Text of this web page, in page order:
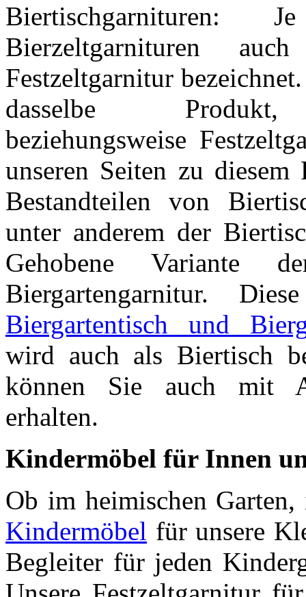
Bierzeltgarnituren
Festzeltgarnitur
dasselbe
beziehungsweise
unseren Seiten zu
Bestandteilen von
unter anderem der
Gehobene Variante
Biergartengarnitur.
Biergartentisch und
wird auch als Biertisch
können Sie auch mit
erhalten.
Kindermöbel für Innen
Ob im heimischen
Kindermöbel für unsere
Begleiter für jeden